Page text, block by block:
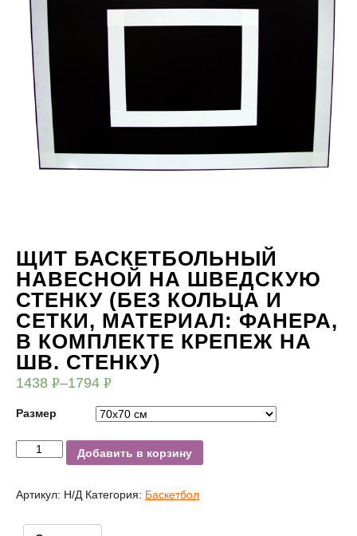
ЩИТ БАСКЕТБОЛЬНЫЙ
НАВЕСНОЙ НА ШВЕДСКУЮ
СТЕНКУ (БЕЗ КОЛЬЦА И
СЕТКИ, МАТЕРИАЛ: ФАНЕРА,
В КОМПЛЕКТЕ КРЕПЕЖ НА
ШВ. СТЕНКУ)
1438 Р–1794 Р
Размер
Добавить в корзину
Артикул: Н/Д Категория: Баскетбол